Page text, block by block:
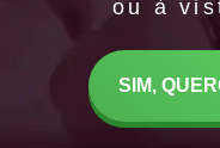
ou à
SIM,